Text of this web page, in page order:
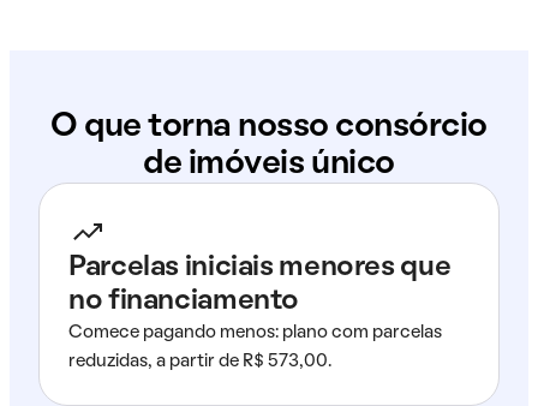
O que torna nosso consórcio
de imóveis único
Parcelas iniciais menores que
no financiamento
Comece pagando menos: plano com parcelas
reduzidas, a partir de R$ 573,00.